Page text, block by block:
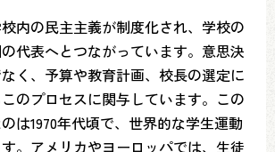
内の民主主義が制度化され、学校の
代表へとつながっています。意思決
く、予算や教育計画、校長の選定に
のプロセスに関与しています。この
は1970年代頃で、世界的な学生運動
。アメリカやヨーロッパでは、生徒